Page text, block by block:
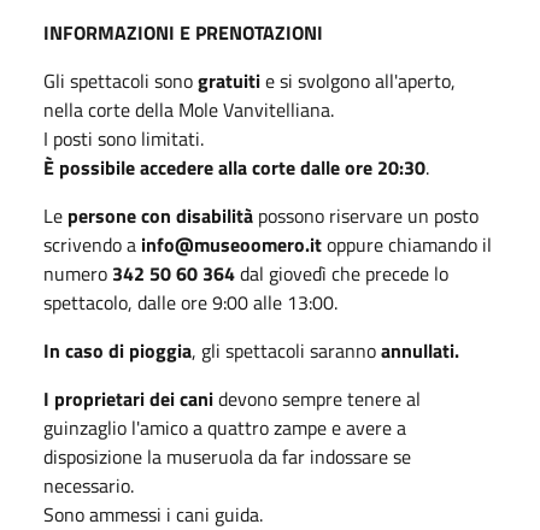
INFORMAZIONI E PRENOTAZIONI
Gli spettacoli sonogratuitie si svolgono all'aperto,
nella corte della Mole Vanvitelliana.
I posti sono limitati.
È possibile accedere alla corte dalle ore 20:30.
Le persone con disabilità possono riservare un posto
scrivendo a info@museoomero.itoppure chiamando il
numero 342 50 60 364dal giovedì che precede lo
spettacolo, dalle ore 9:00 alle 13:00.
In caso di pioggia, gli spettacoli sarannoannullati.
I proprietari dei canidevono sempre tenere al
guinzaglio l'amico a quattro zampe e avere a
disposizione la museruola da far indossare se
necessario.
Sono ammessi i cani guida.